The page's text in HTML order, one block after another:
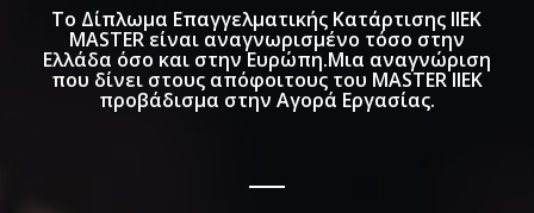
Το Δίπλωμα Επαγγελματικής Κατάρτισης IΙΕΚ
MASTER είναι αναγνωρισμένο τόσο στην
Ελλάδα όσο και στην Ευρώπη.Μια αναγνώριση
που δίνει στους απόφοιτους του MASTER ΙΙΕΚ
προβάδισμα στην Αγορά Εργασίας.